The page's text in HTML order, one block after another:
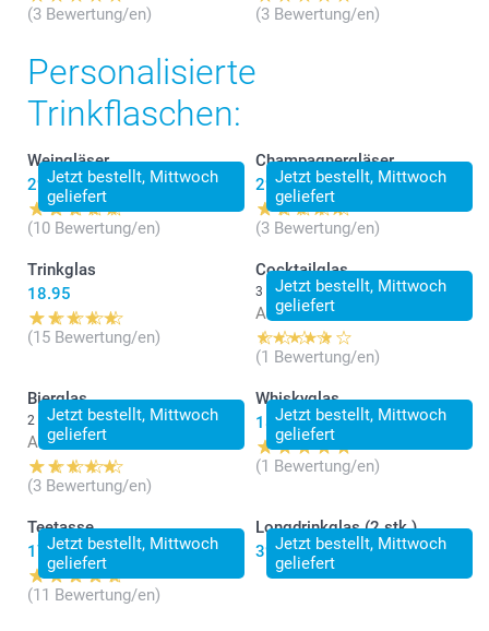
(3 Bewertung/en) (3 Bewertung/en)
Personalisierte
Trinkflaschen:
Jetzt bestellt, Mittwoch
geliefert
Weingläser
29.95
(10 Bewertung/en)
Jetzt bestellt, Mittwoch
geliefert
Champagnergläser
29.95
(3 Bewertung/en)
Trinkglas
18.95
(15 Bewertung/en)
Jetzt bestellt, Mittwoch
geliefert
Cocktailglas
3 Varianten
Ab 18.95
(1 Bewertung/en)
Jetzt bestellt, Mittwoch
geliefert
Bierglas
2 Varianten
Ab 24.95
(3 Bewertung/en)
Jetzt bestellt, Mittwoch
geliefert
Whiskyglas
18.95
(1 Bewertung/en)
Jetzt bestellt, Mittwoch
geliefert
Teetasse
17.95
(11 Bewertung/en)
Jetzt bestellt, Mittwoch
geliefert
Longdrinkglas (2 stk.)
39.95